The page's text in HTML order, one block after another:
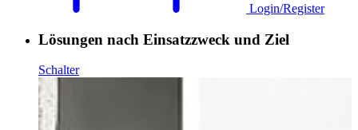
Login/Register
Lösungen nach Einsatzzweck und Ziel
Schalter